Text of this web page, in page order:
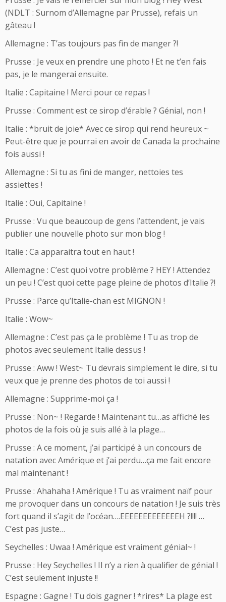
(NDLT : Surnom d’Allemagne par Prusse), refais un
gâteau !
Allemagne : T’as toujours pas fin de manger ?!
Prusse : Je veux en prendre une photo ! Et ne t’en fais
pas, je le mangerai ensuite.
Italie : Capitaine ! Merci pour ce repas !
Prusse : Comment est ce sirop d’érable ? Génial, non !
Italie : *bruit de joie* Avec ce sirop qui rend heureux ~
Peut-être que je pourrai en avoir de Canada la prochaine
fois aussi !
Allemagne : Si tu as fini de manger, nettoies tes
assiettes !
Italie : Oui, Capitaine !
Prusse : Vu que beaucoup de gens l’attendent, je vais
publier une nouvelle photo sur mon blog !
Italie : Ca apparaitra tout en haut !
Allemagne : C’est quoi votre problème ? HEY ! Attendez
un peu ! C’est quoi cette page pleine de photos d’Italie ?!
Prusse : Parce qu’Italie-chan est MIGNON !
Italie : Wow~
Allemagne : C’est pas ça le problème ! Tu as trop de
photos avec seulement Italie dessus !
Prusse : Aww ! West~ Tu devrais simplement le dire, si tu
veux que je prenne des photos de toi aussi !
Allemagne : Supprime-moi ça !
Prusse : Non~ ! Regarde ! Maintenant tu…as affiché les
photos de la fois où je suis allé à la plage…
Prusse : A ce moment, j’ai participé à un concours de
natation avec Amérique et j’ai perdu…ça me fait encore
mal maintenant !
Prusse : Ahahaha ! Amérique ! Tu as vraiment naïf pour
me provoquer dans un concours de natation ! Je suis très
fort quand il s’agit de l’océan….EEEEEEEEEEEEEH ?!!!! …
C’est pas juste…
Seychelles : Uwaa ! Amérique est vraiment génial~ !
Prusse : Hey Seychelles ! Il n’y a rien à qualifier de génial !
C’est seulement injuste !!
Espagne : Gagne ! Tu dois gagner ! *rires* La plage est